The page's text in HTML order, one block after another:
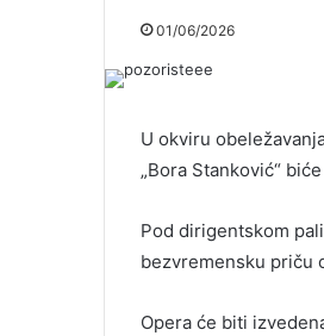
01/06/2026
U okviru
„Bora Stanković“
Pod dirigentskom
bezvremensku priču
Opera će biti